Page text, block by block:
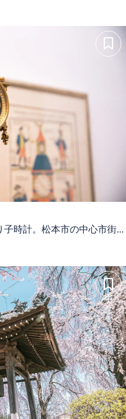
時計。松本市の中心市街...